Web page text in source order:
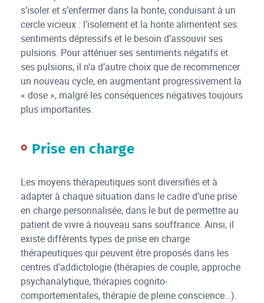
s’isoler et s’enfermer dans la honte, conduisant à un
cercle vicieux : l’isolement et la honte alimentent ses
sentiments dépressifs et le besoin d’assouvir ses
pulsions. Pour atténuer ses sentiments négatifs et
ses pulsions, il n’a d’autre choix que de recommencer
un nouveau cycle, en augmentant progressivement la
« dose », malgré les conséquences négatives toujours
plus importantes.
Prise en charge
Les moyens thérapeutiques sont diversifiés et à
adapter à chaque situation dans le cadre d’une prise
en charge personnalisée, dans le but de permettre au
patient de vivre à nouveau sans souffrance. Ainsi, il
existe différents types de prise en charge
thérapeutiques qui peuvent être proposés dans les
centres d’addictologie (thérapies de couple, approche
psychanalytique, thérapies cognito-
comportementales, thérapie de pleine conscience…).